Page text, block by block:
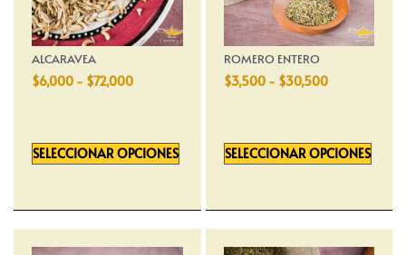
ALCARAVEA
$6,000 - $72,000
SELECCIONAR OPCIONES
ROMERO ENTERO
$3,500 - $30,500
SELECCIONAR OPCIONES